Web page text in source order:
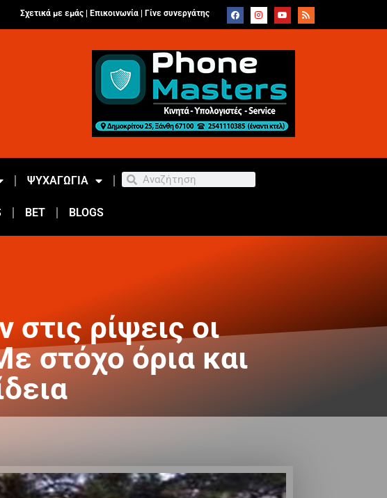
Σχετικά με εμάς | Επικοινωνία Γίνε συνεργάτης
ΨΥΧΑΓΩΓΙΑ
BET BLOGS
ρίψεις οι
στόχο όρια και